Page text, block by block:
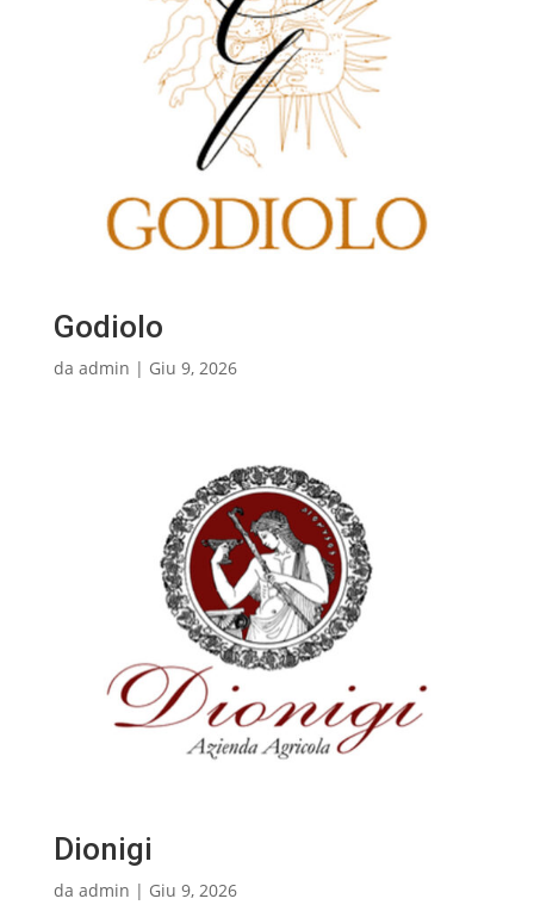
Godiolo
da admin | Giu 9, 2026
Dionigi
da admin | Giu 9, 2026